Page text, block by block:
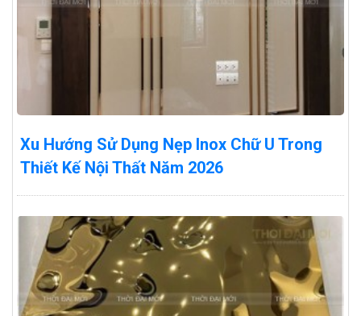
Xu Hướng Sử Dụng Nẹp Inox Chữ U Trong
Thiết Kế Nội Thất Năm 2026